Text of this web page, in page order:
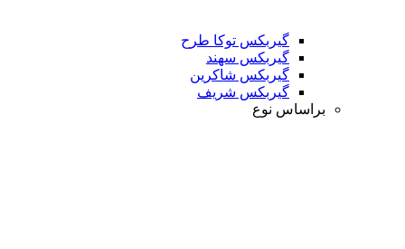
گیربکس توکا طرح
گیربکس سهند
گیربکس شاکرین
گیربکس شریف
براساس نوع